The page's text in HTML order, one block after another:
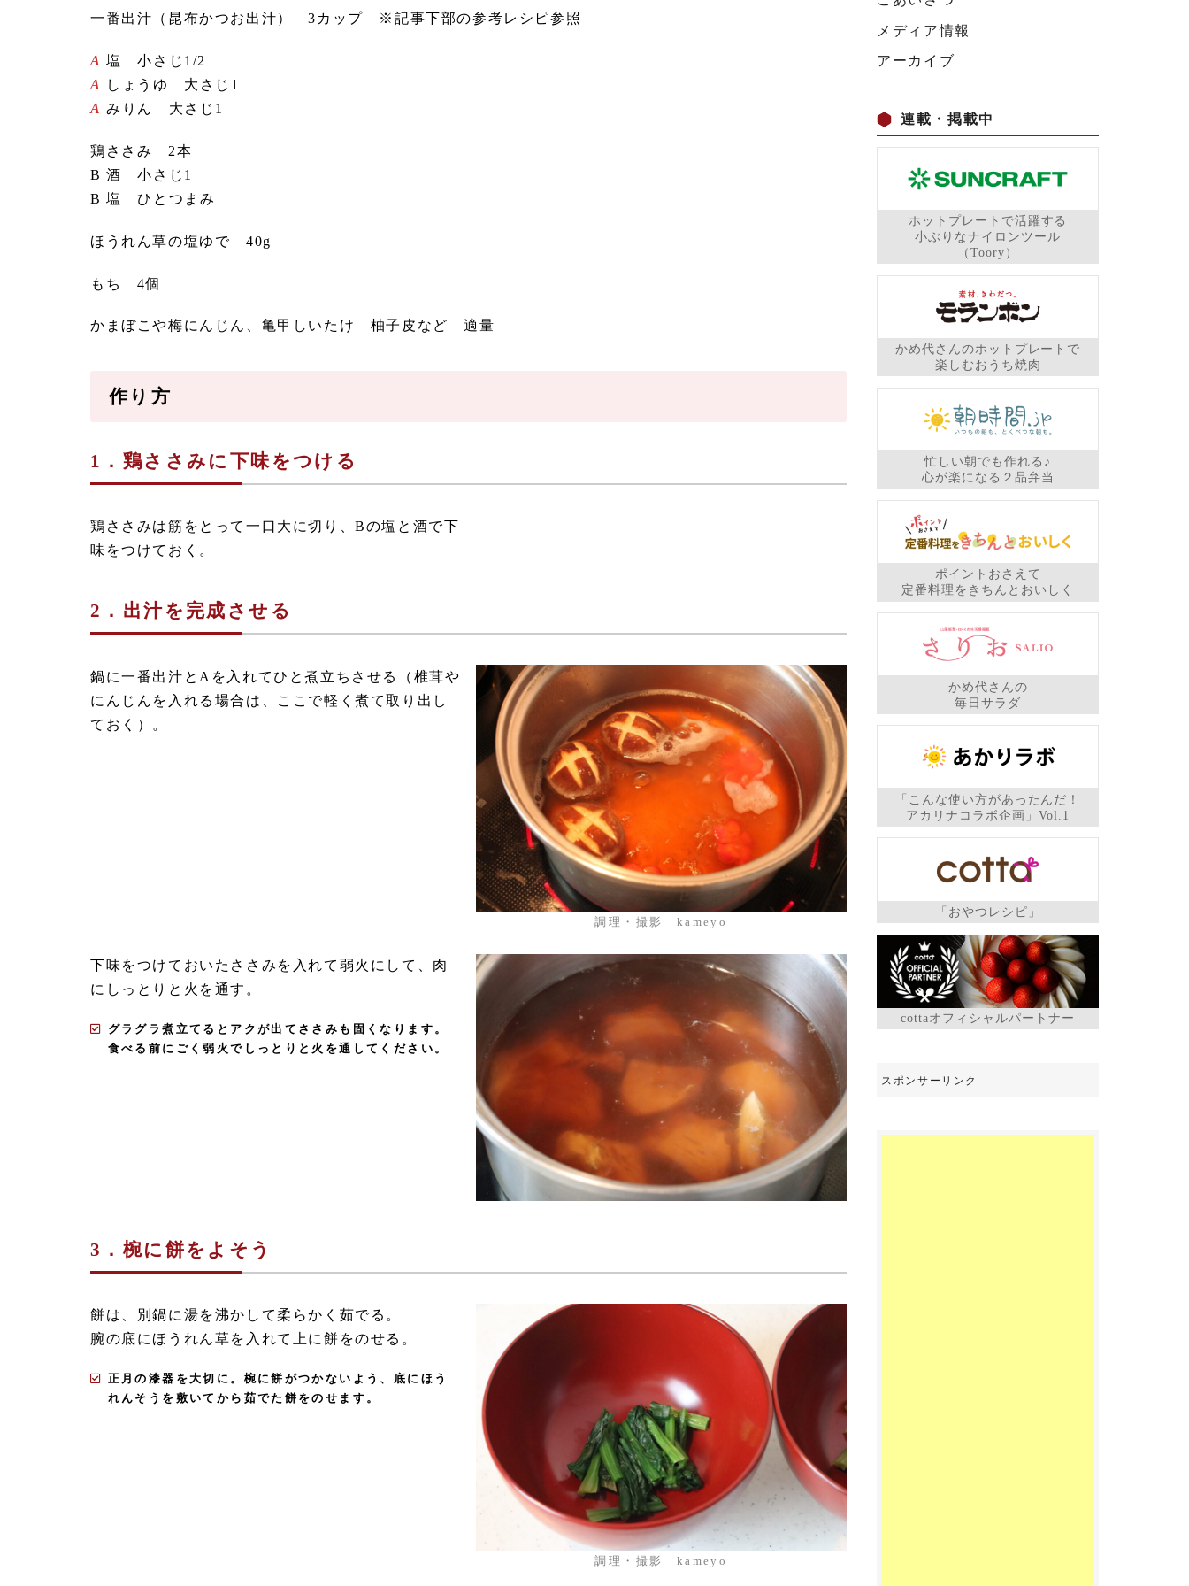
一番出汁（昆布かつお出汁） 3カップ ※記事下部の参考レシピ参照
A 塩 小さじ1/2
A
しょうゆ 大さじ1
A みりん 大さじ1
鶏ささみ 2本
B 酒 小さじ1
B 塩 ひとつまみ
ほうれん草の塩ゆで 40g
もち 4個
かまぼこや梅にんじん、亀甲しいたけ 柚子皮など 適量
作り方
1．鶏ささみに下味をつける
鶏ささみは筋をとって一口大に切り、Bの塩と酒で下
味をつけておく。
2．出汁を完成させる
鍋に一番出汁とAを入れてひと煮立ちさせる（椎茸や
にんじんを入れる場合は、ここで軽く煮て取り出し
ておく）。
調理・撮影 kameyo
下味をつけておいたささみを入れて弱火にして、肉
にしっとりと火を通す。
グラグラ煮立てるとアクが出てささみも固くなります。
食べる前にごく弱火でしっとりと火を通してください。
3．椀に餅をよそう
餅は、別鍋に湯を沸かして柔らかく茹でる。
腕の底にほうれん草を入れて上に餅をのせる。
正月の漆器を大切に。椀に餅がつかないよう、底にほう
れんそうを敷いてから茹でた餅をのせます。
調理・撮影 kameyo
メディア情報
アーカイブ
連載・掲載中
ホットプレートで活躍する
小ぶりなナイロンツール
（Toory）
かめ代さんのホットプレートで
楽しむおうち焼肉
忙しい朝でも作れる♪
心が楽になる２品弁当
ポイントおさえて
定番料理をきちんとおいしく
かめ代さんの
毎日サラダ
「こんな使い方があったんだ！
アカリナコラボ企画」Vol.1
「おやつレシピ」
cottaオフィシャルパートナー